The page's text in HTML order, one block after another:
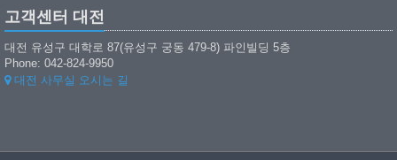
고객센터 대전
대전 유성구 대학로 87(유성구 궁동 479-8) 파인빌딩 5층
Phone: 042-824-9950
대전 사무실 오시는 길